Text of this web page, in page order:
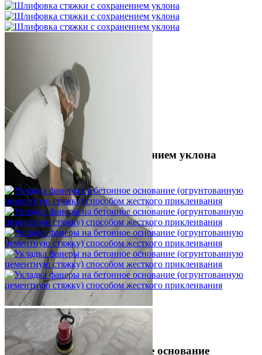
Шлифовка стяжки с сохранением уклона
1 500 ₽
Укладка фанеры на бетонное основание